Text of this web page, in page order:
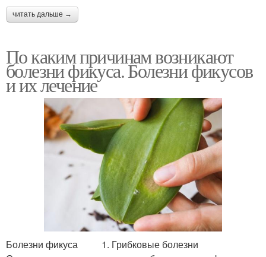
читать дальше →
По каким причинам возникают
болезни фикуса. Болезни фикусов
и их лечение
Болезни фикуса 1. Грибковые болезни